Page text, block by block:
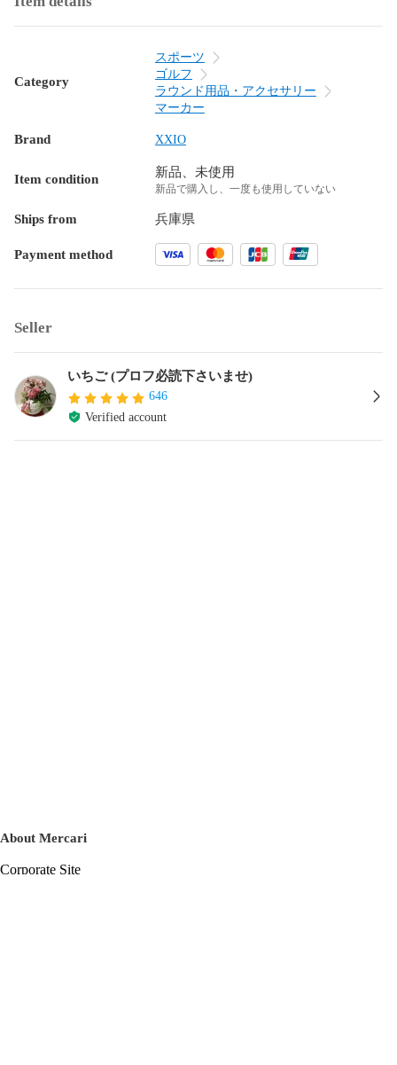
Category
スポーツ
ゴルフ
ラウンド用品・アクセサリー
マーカー
Brand XXIO
Item condition 新品、未使用
新品で購入し、一度も使用していない
Ships from 兵庫県
Payment method
Seller
いちご (プロフ必読下さいませ)
646
Verified account
About Mercari
Corporate Site